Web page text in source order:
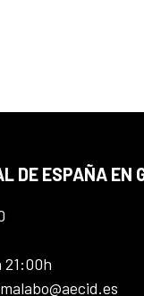
DE ESPAÑA EN
21:00h